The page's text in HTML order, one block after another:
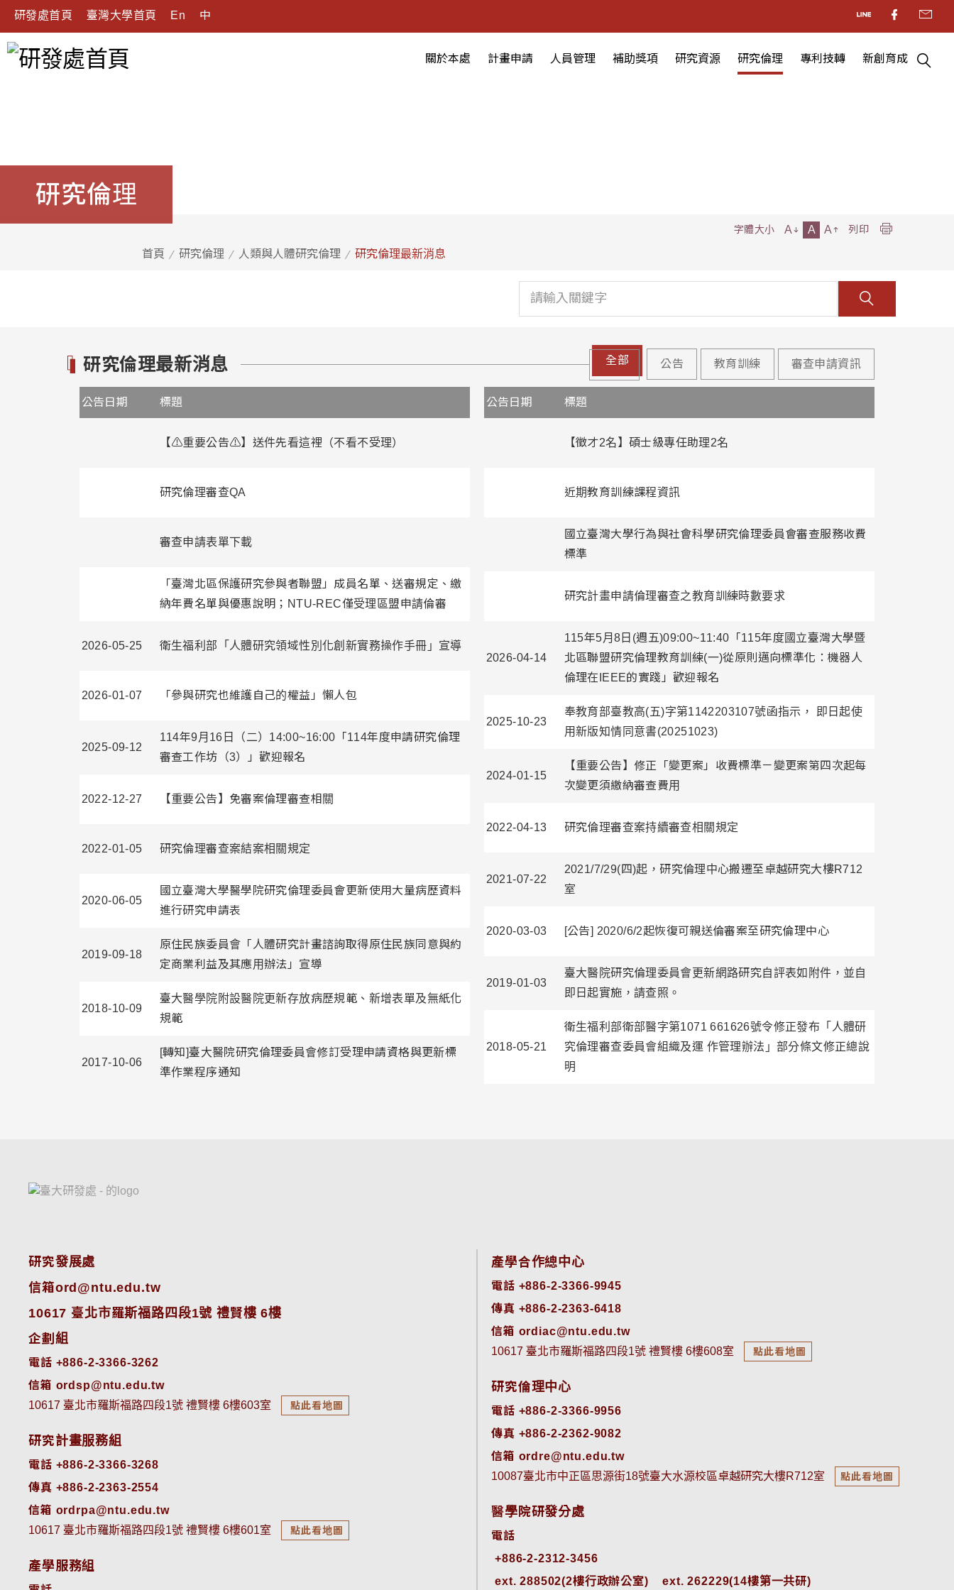
研發處首頁 臺灣大學首頁 En 中
關於本處 計畫申請 人員管理 補助獎項 研究資源 研究倫理 專利技轉 新創育成
研究倫理
首頁 研究倫理 人類與人體研究倫理 研究倫理最新消息
字體大小 A A A 列印
研究倫理最新消息 全部 公告 教育訓練 審查申請資訊
公告日期 標題
【⚠️重要公告⚠️】送件先看這裡（不看不受理）
研究倫理審查QA
審查申請表單下載
「臺灣北區保護研究參與者聯盟」成員名單、送審規定、繳
納年費名單與優惠說明；NTU-REC僅受理區盟申請倫審
2026-05-25 衛生福利部「人體研究領域性別化創新實務操作手冊」宣導
2026-01-07 「參與研究也維護自己的權益」懶人包
2025-09-12
114年9月16日（二）14:00~16:00「114年度申請研究倫理
審查工作坊（3）」歡迎報名
2022-12-27 【重要公告】免審案倫理審查相關
2022-01-05 研究倫理審查案結案相關規定
2020-06-05
國立臺灣大學醫學院研究倫理委員會更新使用大量病歷資料
進行研究申請表
2019-09-18
原住民族委員會「人體研究計畫諮詢取得原住民族同意與約
定商業利益及其應用辦法」宣導
2018-10-09
臺大醫學院附設醫院更新存放病歷規範、新增表單及無紙化
規範
2017-10-06
[轉知]臺大醫院研究倫理委員會修訂受理申請資格與更新標
準作業程序通知
公告日期 標題
【徵才2名】碩士級專任助理2名
近期教育訓練課程資訊
國立臺灣大學行為與社會科學研究倫理委員會審查服務收費
標準
研究計畫申請倫理審查之教育訓練時數要求
2026-04-14
115年5月8日(週五)09:00~11:40「115年度國立臺灣大學暨
北區聯盟研究倫理教育訓練(一)從原則邁向標準化：機器人
倫理在IEEE的實踐」歡迎報名
2025-10-23
奉教育部臺教高(五)字第1142203107號函指示， 即日起使
用新版知情同意書(20251023)
2024-01-15
【重要公告】修正「變更案」收費標準－變更案第四次起每
次變更須繳納審查費用
2022-04-13 研究倫理審查案持續審查相關規定
2021-07-22
2021/7/29(四)起，研究倫理中心搬遷至卓越研究大樓R712
室
2020-03-03 [公告] 2020/6/2起恢復可親送倫審案至研究倫理中心
2019-01-03
臺大醫院研究倫理委員會更新網路研究自評表如附件，並自
即日起實施，請查照。
2018-05-21
衛生福利部衛部醫字第1071 661626號令修正發布「人體研
究倫理審查委員會組織及運 作管理辦法」部分條文修正總說
明
研究發展處
信箱ord@ntu.edu.tw
10617 臺北市羅斯福路四段1號 禮賢樓 6樓
企劃組
電話 +886-2-3366-3262
信箱 ordsp@ntu.edu.tw
10617 臺北市羅斯福路四段1號 禮賢樓 6樓603室
點此看地圖
研究計畫服務組
電話 +886-2-3366-3268
傳真 +886-2-2363-2554
信箱 ordrpa@ntu.edu.tw
10617 臺北市羅斯福路四段1號 禮賢樓 6樓601室
點此看地圖
產學服務組
產學合作總中心
電話 +886-2-3366-9945
傳真 +886-2-2363-6418
信箱 ordiac@ntu.edu.tw
10617 臺北市羅斯福路四段1號 禮賢樓 6樓608室
點此看地圖
研究倫理中心
電話 +886-2-3366-9956
傳真 +886-2-2362-9082
信箱 ordre@ntu.edu.tw
10087臺北市中正區思源街18號臺大水源校區卓越研究大樓R712室
點此看地圖
醫學院研發分處
電話
ext. 288502(2樓行政辦公室) ext. 262229(14樓第一共研)